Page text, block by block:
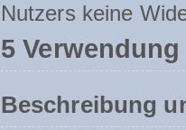
Nutzers keine
5
Beschreibung